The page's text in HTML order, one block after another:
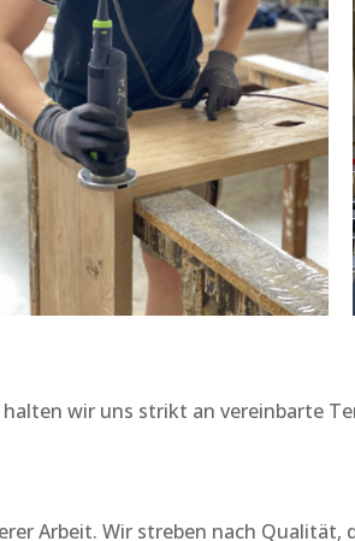
wir uns strikt an vereinbarte
Arbeit. Wir streben nach Qualität,